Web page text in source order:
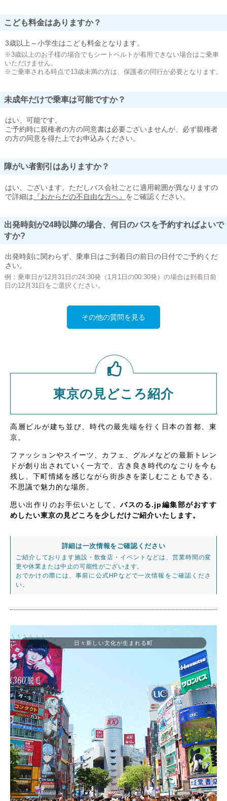
こども料金はありますか？
3歳以上～小学生はこども料金となります。
※3歳以上のお子様の場合でもシートベルトが着用できない場合はご乗車
いただけません。
※ご乗車される時点で13歳未満の方は、保護者の同行が必要となります。
未成年だけで乗車は可能ですか？
はい、可能です。
ご予約時に親権者の方の同意書は必要ございませんが、必ず親権者
の方の同意を得た上でお申込みください。
障がい者割引はありますか？
はい、ございます。ただしバス会社ごとに適用範囲が異なりますの
で詳細は 『おからだの不自由な方へ』 をご確認ください。
出発時刻が24時以降の場合、何日のバスを予約すればよいで
すか?
出発時刻に関わらず、乗車日はご到着日の前日の日付でご予約くだ
さい。
例：乗車日が12月31日の24:30発（1月1日の00:30発）の場合は到着日前
日の12月31日をご選択ください。
その他の質問を見る
東京の見どころ紹介
高層ビルが建ち並び、時代の最先端を行く日本の首都、東
京。
ファッションやスイーツ、カフェ、グルメなどの最新トレン
ドが創り出されていく一方で、古き良き時代のなごりを今も
残し、下町情緒を感じながら街歩きを楽しむこともできる、
不思議で魅力的な場所。
思い出作りのお手伝いとして、バスのる.jp編集部がおすす
めしたい東京の見どころを少しだけご紹介いたします。
詳細は一次情報をご確認ください
ご紹介しております施設・飲食店・イベントなどは、営業時間の変
更や休業または中止の可能性がございます。
おでかけの際には、事前に公式HPなどで一次情報をご確認くださ
い。
日々新しい文化が生まれる町